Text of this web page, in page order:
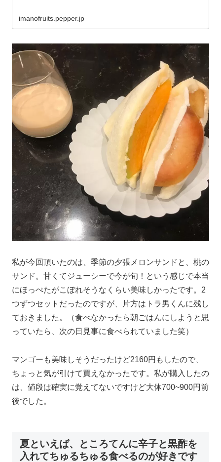
imanofruits.pepper.jp
私が今回頂いたのは、季節の夕張メロンサンドと、桃の
サンド。甘くてジューシーで今が旬！という感じで本当
にほっぺたがこぼれそうなくらい美味しかったです。2
つずつセットだったのですが、片方はトラ男くんに残し
ておきました。（食べなかったら朝ごはんにしようと思
っていたら、次の日見事に食べられていました笑）
マンゴーも美味しそうだったけど2160円もしたので、
ちょっと気が引けて買えなかったです。私が購入したの
は、値段は確実に覚えてないですけど大体700~900円前
後でした。
夏といえば、ところてんに辛子と黒酢を
入れてちゅるちゅる食べるのが好きです